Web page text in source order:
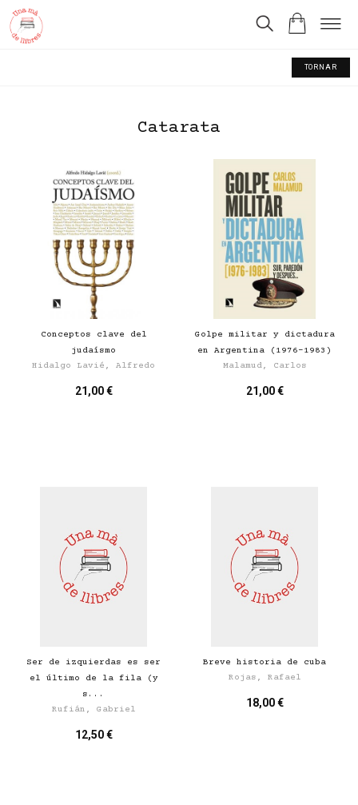
TORNAR
Catarata
Conceptos clave del
judaísmo
Hidalgo Lavié, Alfredo
21,00 €
Golpe militar y dictadura
en Argentina (1976-1983)
Malamud, Carlos
21,00 €
Ser de izquierdas es ser
el último de la fila (y
s...
Rufián, Gabriel
12,50 €
Breve historia de cuba
Rojas, Rafael
18,00 €